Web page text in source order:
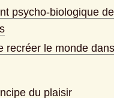
psycho-biologique
recréer le monde
du plaisir